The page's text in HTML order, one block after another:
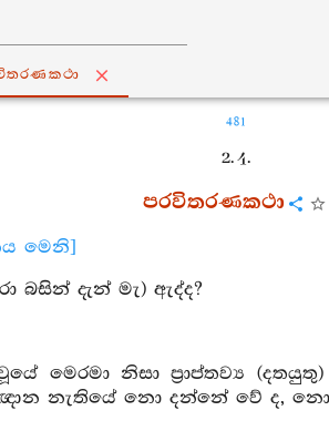
481
2. 4.
පරවිතරණකථා
මෙනි]
බසින් දැන් මැ) ඇද්ද?
මෙරමා නිසා ප්‍රාප්තව්‍ය
නැතියේ නො දන්නේ වේ ද,